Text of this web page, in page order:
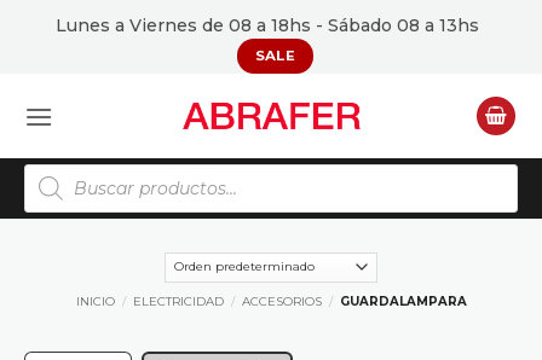
Lunes a Viernes de 08 a 18hs - Sábado 08 a 13hs
SALE
Búsqueda
de
productos
INICIO / ELECTRICIDAD / ACCESORIOS / GUARDALAMPARA